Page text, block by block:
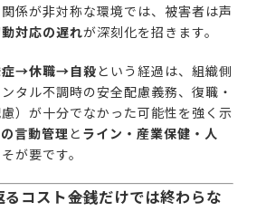
係が非対称な環境では、被害者は声
対応の遅れが深刻化を招きます。
症→休職→自殺という経過は、組織側
タル不調時の安全配慮義務、復職・
）が十分でなかった可能性を強く示
言動管理と ライン・産業保健・人
が要です。
コスト――金銭だけでは終わらな